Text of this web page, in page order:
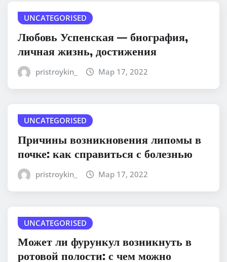
UNCATEGORISED
Любовь Успенская — биография,
личная жизнь, достижения
pristroykin_ Мар 17, 2022
UNCATEGORISED
Причины возникновения липомы в
почке: как справиться с болезнью
pristroykin_ Мар 17, 2022
UNCATEGORISED
Может ли фурункул возникнуть в
ротовой полости: с чем можно